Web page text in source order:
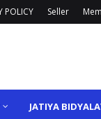
POLICY Seller
JATIYA